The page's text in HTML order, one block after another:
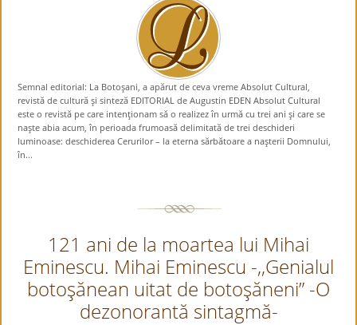
Semnal editorial: La Botoşani, a apărut de ceva vreme Absolut Cultural,
revistă de cultură şi sinteză EDITORIAL de Augustin EDEN Absolut Cultural
este o revistă pe care intenţionam să o realizez în urmă cu trei ani şi care se
naşte abia acum, în perioada frumoasă delimitată de trei deschideri
luminoase: deschiderea Cerurilor – la eterna sărbătoare a naşterii Domnului,
în...
121 ani de la moartea lui Mihai
Eminescu. Mihai Eminescu -,,Genialul
botoşănean uitat de botoşăneni” -O
dezonorantă sintagmă-